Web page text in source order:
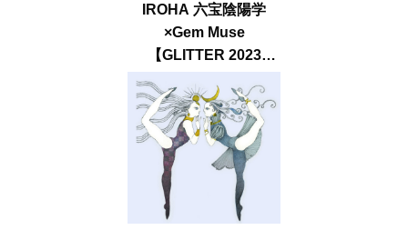
IROHA 六宝陰陽学
×Gem Muse
【GLITTER 2023
SUMMER issue】